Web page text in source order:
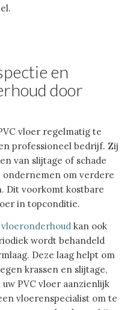
en
door
vloer regelmatig te
professioneel bedrijf. Zij
van slijtage of schade
om verdere
Dit voorkomt kostbare
in topconditie.
vloeronderhoud kan ook
wordt behandeld
Deze laag helpt om
krassen en slijtage,
PVC vloer aanzienlijk
vloerenspecialist om te